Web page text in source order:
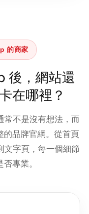
的商家
後，網站還
在哪裡？
常不是沒有想法，而
的品牌官網。從首頁
文字頁，每一個細節
專業。